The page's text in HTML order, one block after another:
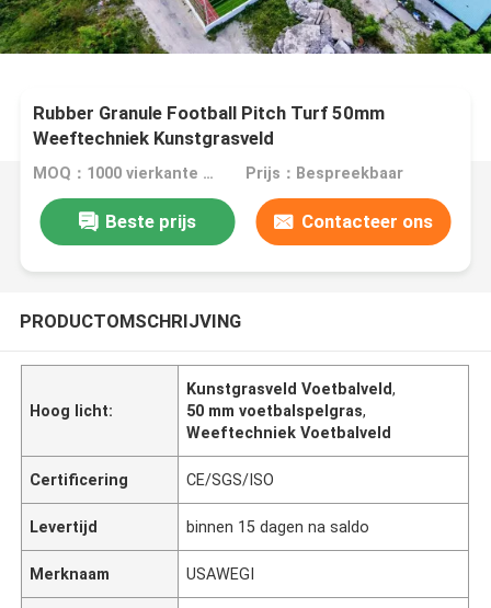
Rubber Granule Football Pitch Turf 50mm
Weeftechniek Kunstgrasveld
MOQ：1000 vierkante meter Prijs：Bespreekbaar
Beste prijs Contacteer ons
PRODUCTOMSCHRIJVING
Hoog licht:
Kunstgrasveld Voetbalveld,
50 mm voetbalspelgras,
Weeftechniek Voetbalveld
Certificering CE/SGS/ISO
Levertijd binnen 15 dagen na saldo
Merknaam USAWEGI